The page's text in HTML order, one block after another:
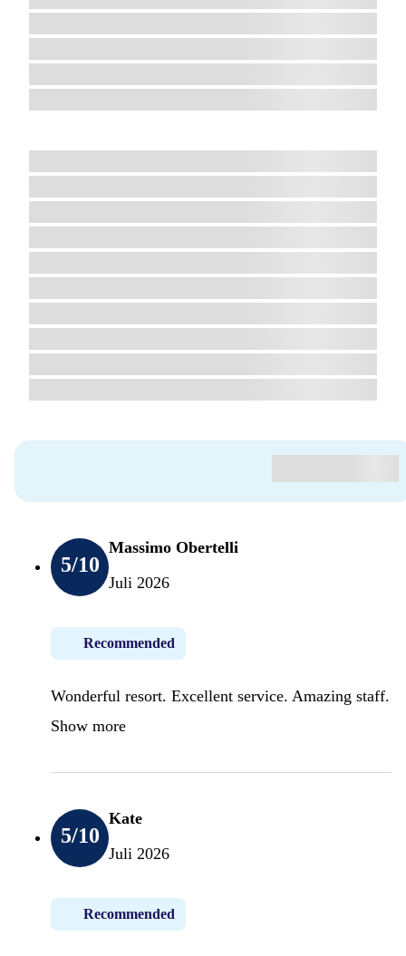
5/10
Massimo Obertelli
Juli 2026
Recommended
Wonderful resort. Excellent service. Amazing staff.
Show more
5/10
Kate
Juli 2026
Recommended